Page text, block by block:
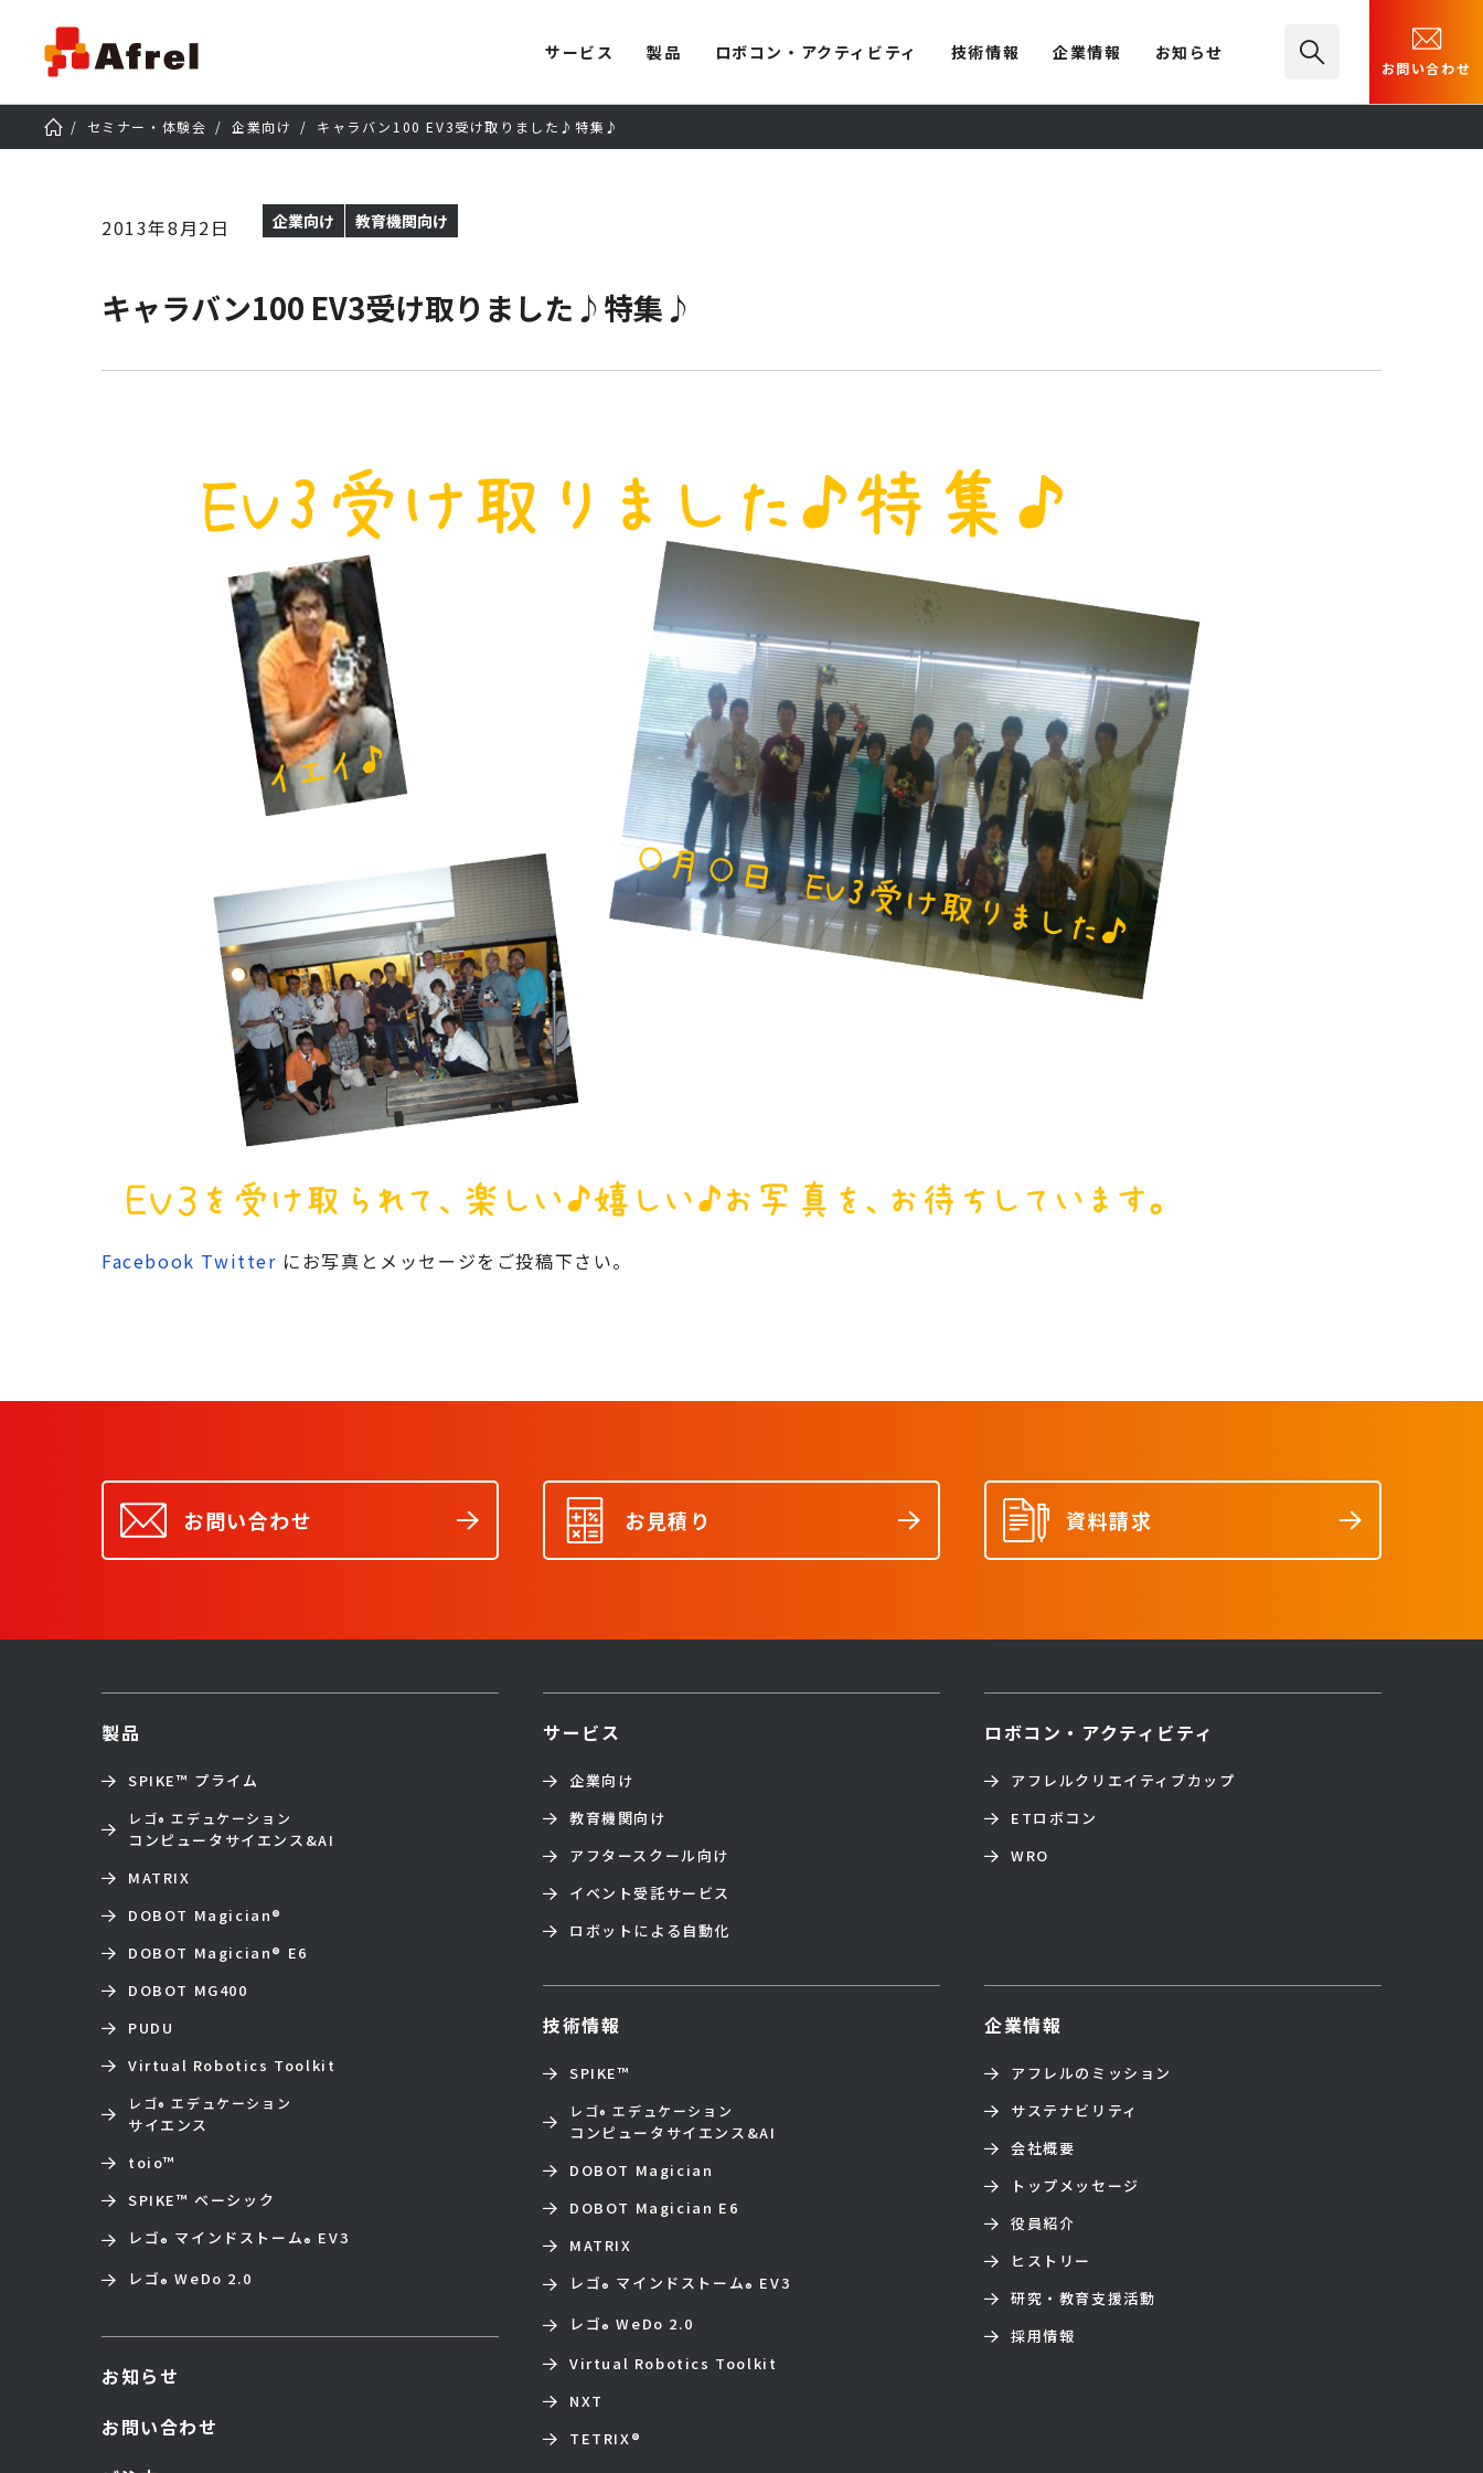
サービス 製品 ロボコン・アクティビティ 技術情報 企業情報 お知らせ
お問い合わせ
セミナー・体験会 企業向け キャラバン100 EV3受け取りました♪特集♪
2013年8月2日 企業向け 教育機関向け
キャラバン100 EV3受け取りました♪特集♪
Facebook Twitter にお写真とメッセージをご投稿下さい。
お問い合わせ お見積り 資料請求
サービス
企業向け
教育機関向け
アフタースクール向け
イベント受託サービス
ロボットによる自動化
製品
SPIKE™ プライム
レゴ® エデュケーション
コンピュータサイエンス&AI
MATRIX
DOBOT Magician®
DOBOT Magician® E6
DOBOT MG400
PUDU
Virtual Robotics Toolkit
レゴ® エデュケーション
サイエンス
toio™
SPIKE™ ベーシック
レゴ® マインドストーム® EV3
レゴ® WeDo 2.0
ロボコン・アクティビティ
アフレルクリエイティブカップ
ETロボコン
WRO
技術情報
SPIKE™
レゴ® エデュケーション
コンピュータサイエンス&AI
DOBOT Magician
DOBOT Magician E6
MATRIX
レゴ® マインドストーム® EV3
レゴ® WeDo 2.0
Virtual Robotics Toolkit
NXT
TETRIX®
企業情報
アフレルのミッション
サステナビリティ
会社概要
トップメッセージ
役員紹介
ヒストリー
研究・教育支援活動
採用情報
お知らせ
お問い合わせ